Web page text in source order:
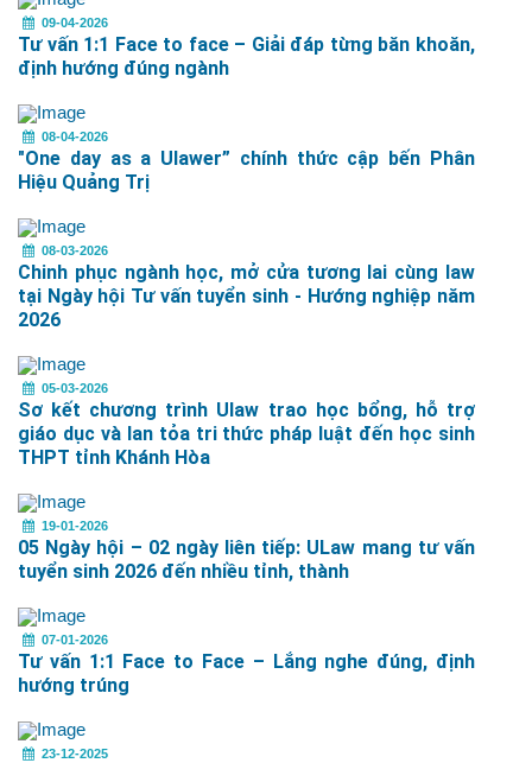
09-04-2026
Tư vấn 1:1 Face to face – Giải đáp từng băn khoăn,
định hướng đúng ngành
08-04-2026
"One day as a Ulawer” chính thức cập bến Phân
Hiệu Quảng Trị
08-03-2026
Chinh phục ngành học, mở cửa tương lai cùng law
tại Ngày hội Tư vấn tuyển sinh - Hướng nghiệp năm
2026
05-03-2026
Sơ kết chương trình Ulaw trao học bổng, hỗ trợ
giáo dục và lan tỏa tri thức pháp luật đến học sinh
THPT tỉnh Khánh Hòa
19-01-2026
05 Ngày hội – 02 ngày liên tiếp: ULaw mang tư vấn
tuyển sinh 2026 đến nhiều tỉnh, thành
07-01-2026
Tư vấn 1:1 Face to Face – Lắng nghe đúng, định
hướng trúng
23-12-2025